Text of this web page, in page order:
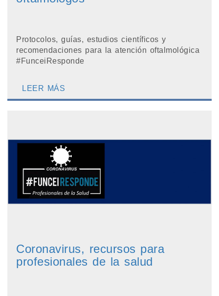
Protocolos, guías, estudios científicos y
recomendaciones para la atención oftalmológica
#FunceiResponde
LEER MÁS
Coronavirus, recursos para
profesionales de la salud